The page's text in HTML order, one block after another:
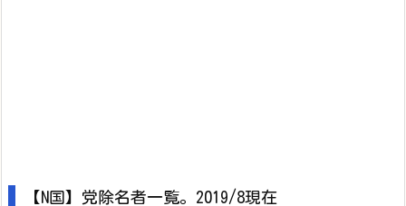
【N国】党除名者一覧。2019/8現在